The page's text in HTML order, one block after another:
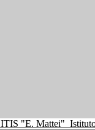
ITIS "E. Mattei"